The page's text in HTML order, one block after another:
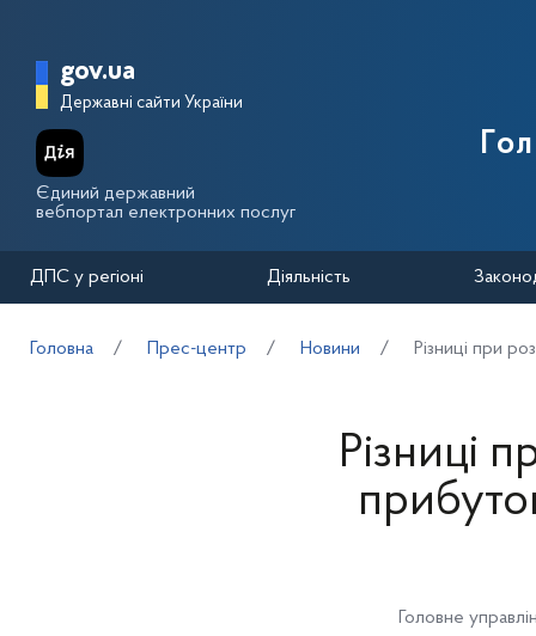
Головна сторінка Державної
gov.ua
Державні сайти України
Єдиний державний
вебпортал електронних послуг
ДПС у регіоні Діяльність
Головна Прес-центр Новини Різниці при
Різниці
Головне